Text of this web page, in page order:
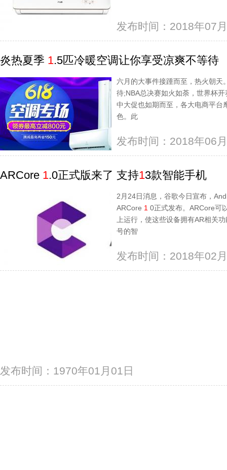
发布时间：2018年07
炎热夏季 1.5匹冷暖空调让你享受凉爽不等待
六月的大事件接踵而至，热火朝天
待;NBA总决赛如火如荼，世界杯
中大促也如期而至，各大电商平台
色。此
发布时间：2018年06
ARCore 1.0正式版来了 支持13款智能手机
2月24日消息，谷歌今日宣布，
ARCore 1 0正式发布。ARCore可
上运行，使这些设备拥有AR相关
号的智
发布时间：2018年02
发布时间：1970年01月01日